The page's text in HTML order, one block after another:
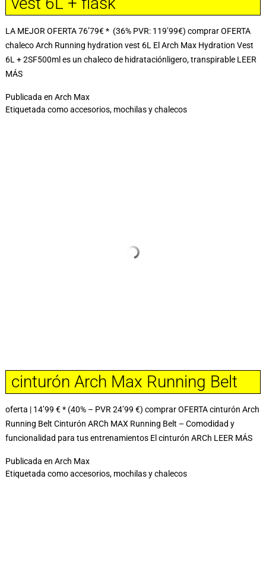
LA MEJOR OFERTA 76’79€ * (36% PVR: 119’99€) comprar OFERTA
chaleco Arch Running hydration vest 6L El Arch Max Hydration Vest
6L + 2SF500ml es un chaleco de hidrataciónligero, transpirable LEER
MÁS
Publicada en Arch Max
Etiquetada comoaccesorios, mochilas y chalecos
cinturón Arch Max Running Belt
oferta | 14’99 € * (40% – PVR 24’99 €) comprar OFERTA cinturón Arch
Running Belt Cinturón ARCh MAX Running Belt – Comodidad y
funcionalidad para tus entrenamientos El cinturón ARCh LEER MÁS
Publicada en Arch Max
Etiquetada comoaccesorios, mochilas y chalecos